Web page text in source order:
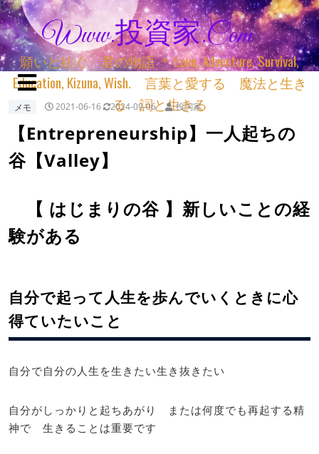
Www.投資家.com
願いと紡ぐ 君の物語 ＊ Love, Adventure, Survival,
Education, Kizuna, Wish. 言葉と愛する 魔法と生き
る 詞と生きる
メモ 2021-06-16 2024-09-06 投詞家
【Entrepreneurship】一人起ちの
谷【Valley】
【 はじまりの谷 】新しいことの経
験がある
自分で起って人生を歩んでいくときに心
得ていたいこと
自分で自分の人生を生きたい生き抜きたい
自分がしっかりと起ちあがり または何度でも再起する精
神で 生きることは重要です